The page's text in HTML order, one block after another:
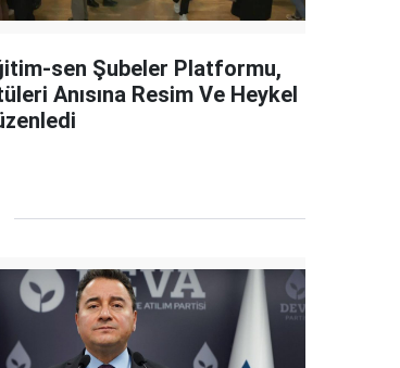
sen Şubeler Platformu,
Anısına Resim Ve Heykel